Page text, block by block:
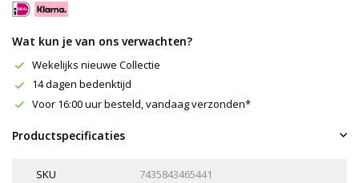
Wat kun je van ons verwachten?
Wekelijks nieuwe Collectie
14 dagen bedenktijd
Voor 16:00 uur besteld, vandaag verzonden*
Productspecificaties
SKU 7435843465441